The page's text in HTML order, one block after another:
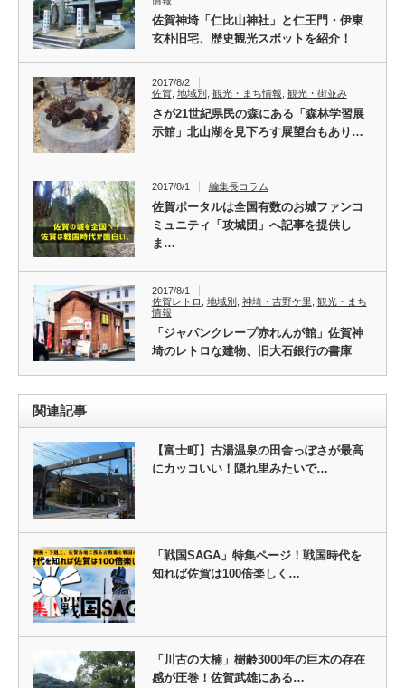
佐賀神埼「仁比山神社」と仁王門・伊東
玄朴旧宅、歴史観光スポットを紹介！
2017/8/2
佐賀, 地域別 観光・まち情報 観光・街並み
さが21世紀県民の森にある「森林学習展
示館」北山湖を見下ろす展望台もあり…
2017/8/1 編集長コラム
佐賀ポータルは全国有数のお城ファンコ
ミュニティ「攻城団」へ記事を提供し
ま…
2017/8/1
佐賀レトロ
地域別 神埼・吉野ケ里 観光・まち
情報
「ジャパンクレープ赤れんが館」佐賀神
埼のレトロな建物、旧大石銀行の書庫
関連記事
【富士町】古湯温泉の田舎っぽさが最高
にカッコいい！隠れ里みたいで…
「戦国SAGA」特集ページ！戦国時代を
知れば佐賀は100倍楽しく…
「川古の大楠」樹齢3000年の巨木の存在
感が圧巻！佐賀武雄にある…